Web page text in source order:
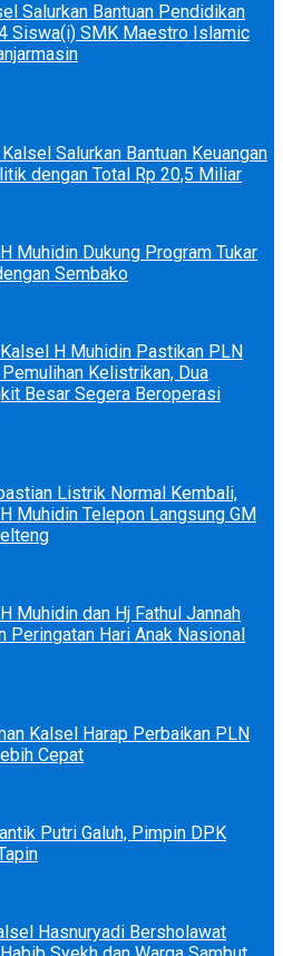
Salurkan Bantuan Pendidikan
Siswa(i) SMK Maestro Islamic
Salurkan Bantuan Keuangan
dengan Total Rp 20,5 Miliar
Muhidin Dukung Program Tukar
Sembako
H Muhidin Pastikan PLN
Kelistrikan, Dua
Besar Segera Beroperasi
Listrik Normal Kembali,
Muhidin Telepon Langsung GM
Muhidin dan Hj Fathul Jannah
Peringatan Hari Anak Nasional
Kalsel Harap Perbaikan PLN
Cepat
Putri Galuh, Pimpin DPK
Hasnuryadi Bersholawat